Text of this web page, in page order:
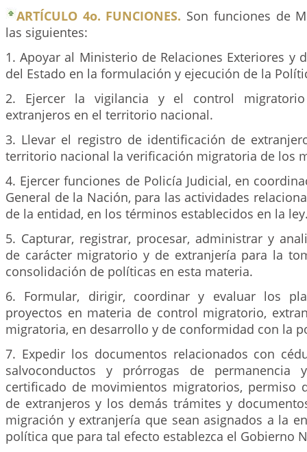
ARTÍCULO 4o. FUNCIONES. Son funciones de
las siguientes:
1. Apoyar al Ministerio de Relaciones Exteriores y
del Estado en la formulación y ejecución de la
2. Ejercer la vigilancia y el control
extranjeros en el territorio nacional.
3. Llevar el registro de identificación de
territorio nacional la verificación migratoria de los
4. Ejercer funciones de Policía Judicial, en
General de la Nación, para las actividades
de la entidad, en los términos establecidos en la
5. Capturar, registrar, procesar, administrar y
de carácter migratorio y de extranjería para la
consolidación de políticas en esta materia.
6. Formular, dirigir, coordinar y evaluar los
proyectos en materia de control migratorio,
migratoria, en desarrollo y de conformidad con la
7. Expedir los documentos relacionados con
salvoconductos y prórrogas de permanencia
certificado de movimientos migratorios, permiso
de extranjeros y los demás trámites y
migración y extranjería que sean asignados a la
política que para tal efecto establezca el Gobierno